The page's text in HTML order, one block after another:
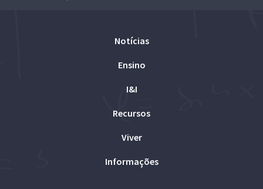
Notícias
Ensino
I&I
Recursos
Viver
Informações